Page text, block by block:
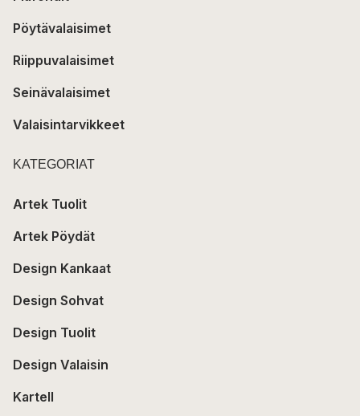
Pöytävalaisimet
Riippuvalaisimet
Seinävalaisimet
Valaisintarvikkeet
KATEGORIAT
Artek Tuolit
Artek Pöydät
Design Kankaat
Design Sohvat
Design Tuolit
Design Valaisin
Kartell